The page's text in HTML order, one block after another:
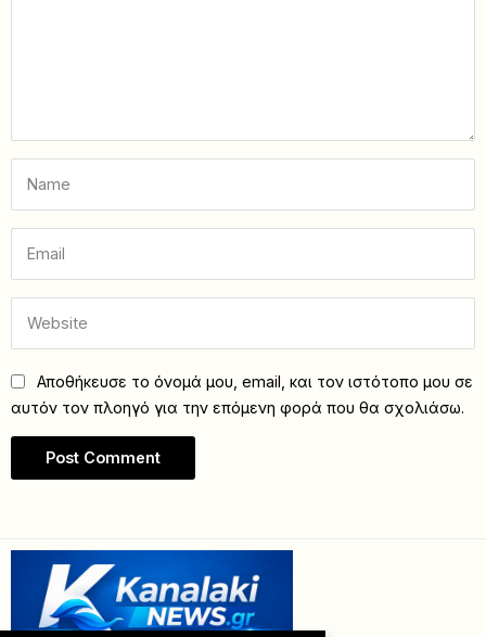
Αποθήκευσε το όνομά μου, email, και τον ιστότοπο μου σε
αυτόν τον πλοηγό για την επόμενη φορά που θα σχολιάσω.